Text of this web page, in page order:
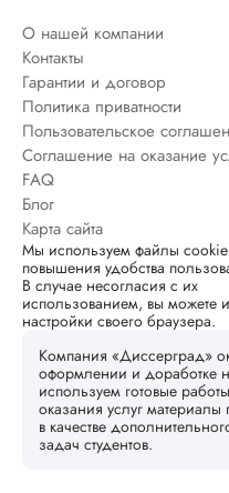
О нашей компании
Контакты
Гарантии и договор
Политика приватности
Пользовательское
Соглашение на оказание
FAQ
Блог
Карта сайта
Мы используем файлы
повышения удобства
В случае несогласия с их
использованием, вы можете
настройки своего браузера.
Компания «Диссерград»
оформлении и доработке
используем готовые
оказания услуг
в качестве
задач студентов.